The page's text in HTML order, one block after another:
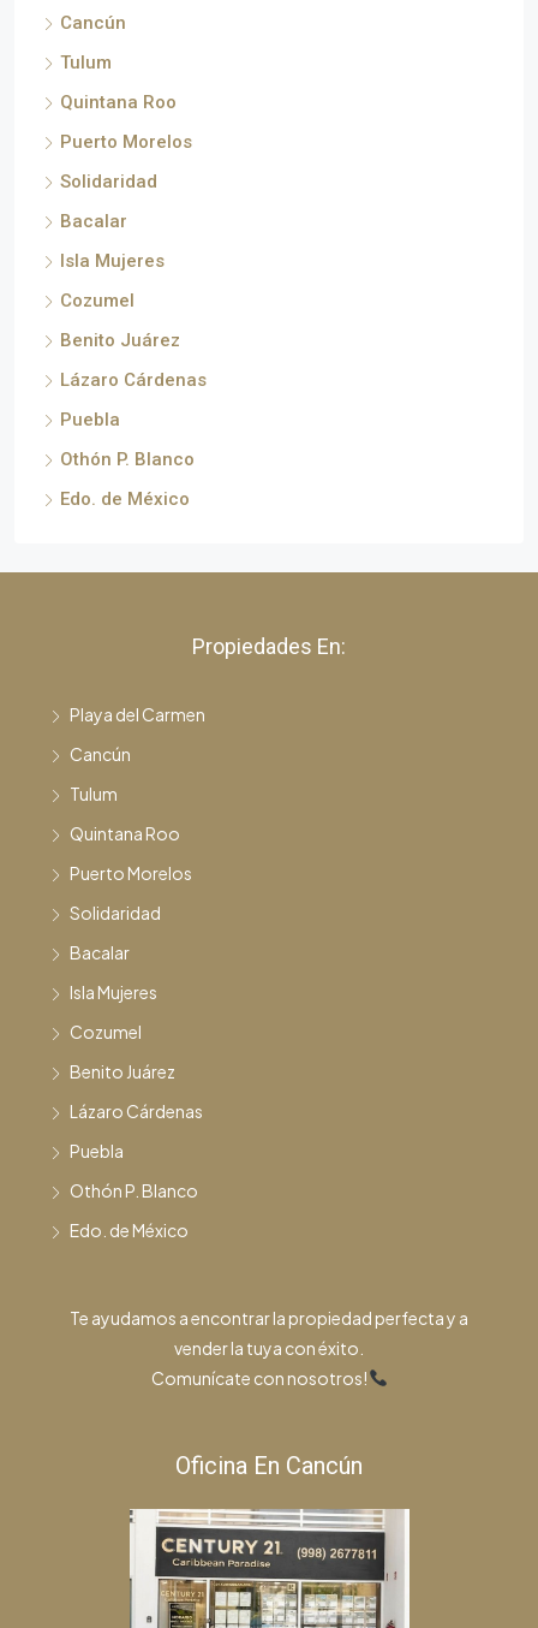
Cancún
Tulum
Quintana Roo
Puerto Morelos
Solidaridad
Bacalar
Isla Mujeres
Cozumel
Benito Juárez
Lázaro Cárdenas
Puebla
Othón P. Blanco
Edo. de México
Propiedades En:
Playa del Carmen
Cancún
Tulum
Quintana Roo
Puerto Morelos
Solidaridad
Bacalar
Isla Mujeres
Cozumel
Benito Juárez
Lázaro Cárdenas
Puebla
Othón P. Blanco
Edo. de México
Te ayudamos a encontrar la propiedad perfecta y a
vender la tuya con éxito.
Comunícate con nosotros!
Oficina En Cancún